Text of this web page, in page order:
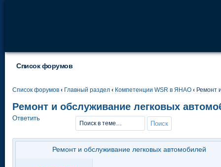
Список форумов
Список форумов ‹ Главный раздел ‹ Компетенции WSR в ЯНАО ‹ Ремонт
Ремонт и обслуживание легковых
Ответить
Ремонт и обслуживание легковых автомобилей